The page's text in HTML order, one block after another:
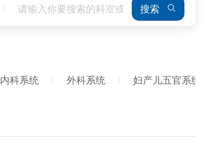
搜索
内科系统 外科系统 妇产儿五官系统